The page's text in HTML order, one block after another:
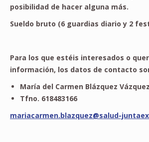
posibilidad de hacer alguna más.
Sueldo bruto (6 guardias diario y 2
Para los que estéis interesados o
información, los datos de contacto
María del Carmen Blázquez Vázquez
Tfno. 618483166
se.xeatnuj-